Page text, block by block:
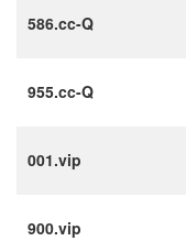
586.cc-Q
955.cc-Q
001.vip
900.vip